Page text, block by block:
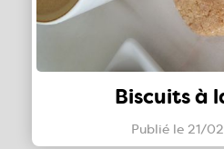
Biscuits à
Publié le 21/